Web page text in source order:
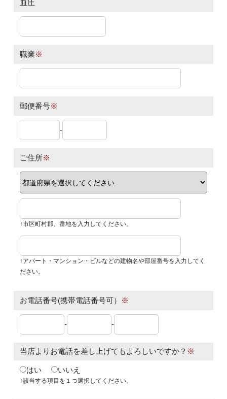
血圧
職業※
郵便番号※
-
ご住所※
↑市区町村郡、番地を入力してください。
↑アパート・マンション・ビルなどの建物名や部屋番号を入力してく
ださい。
お電話番号(携帯電話番号可） ※
- -
当店よりお電話を差し上げてもよろしいですか？ ※
はい いいえ
↑該当する項目を１つ選択してください。